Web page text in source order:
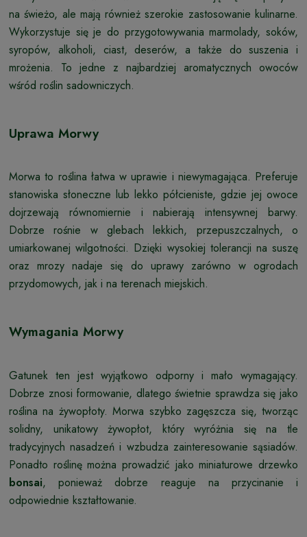
na świeżo, ale mają również szerokie zastosowanie kulinarne.
Wykorzystuje się je do przygotowywania marmolady, soków,
syropów, alkoholi, ciast, deserów, a także do suszenia i
mrożenia. To jedne z najbardziej aromatycznych owoców
wśród roślin sadowniczych.
Uprawa Morwy
Morwa to roślina łatwa w uprawie i niewymagająca. Preferuje
stanowiska słoneczne lub lekko półcieniste, gdzie jej owoce
dojrzewają równomiernie i nabierają intensywnej barwy.
Dobrze rośnie w glebach lekkich, przepuszczalnych, o
umiarkowanej wilgotności. Dzięki wysokiej tolerancji na suszę
oraz mrozy nadaje się do uprawy zarówno w ogrodach
przydomowych, jak i na terenach miejskich.
Wymagania Morwy
Gatunek ten jest wyjątkowo odporny i mało wymagający.
Dobrze znosi formowanie, dlatego świetnie sprawdza się jako
roślina na żywopłoty. Morwa szybko zagęszcza się, tworząc
solidny, unikatowy żywopłot, który wyróżnia się na tle
tradycyjnych nasadzeń i wzbudza zainteresowanie sąsiadów.
Ponadto roślinę można prowadzić jako miniaturowe drzewko
bonsai, ponieważ dobrze reaguje na przycinanie i
odpowiednie kształtowanie.